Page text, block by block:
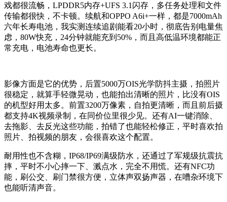
戏都很流畅，LPDDR5内存+UFS 3.1闪存，多任务处理和文件
传输都很快，不卡顿。续航和OPPO A6i+一样，都是7000mAh
六年长寿电池，我实测连续追剧能看20小时，彻底告别电量焦
虑，80W快充，24分钟就能充到50%，而且高低温环境都能正
常充电，电池寿命也更长。
影像方面是它的优势，后置5000万OIS光学防抖主摄，拍照片
很稳定，就算手轻微晃动，也能拍出清晰的照片，比没有OIS
的机型好用太多。前置3200万像素，自拍更清晰，而且前后摄
都支持4K视频录制，在同价位里很少见。还有AI一键消除、
去拖影、去反光这些功能，拍错了也能轻松修正，平时喜欢拍
照片、拍视频的朋友，会很喜欢这个配置。
耐用性也不含糊，IP68/IP69满级防水，还通过了军规级抗震抗
摔，平时不小心摔一下、溅点水，完全不用慌。还有NFC功
能，刷公交、刷门禁很方便，立体声双扬声器，在嘈杂环境下
也能听清声音。